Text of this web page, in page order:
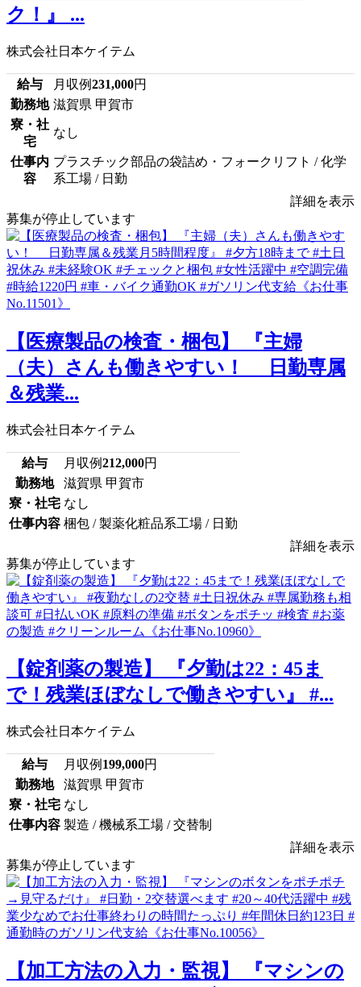
ク！』 ...
株式会社日本ケイテム
給与 月収例231,000円
勤務地 滋賀県 甲賀市
寮・社
宅
なし
仕事内
容
プラスチック部品の袋詰め・フォークリフト / 化学
系工場 / 日勤
詳細を表示
募集が停止しています
【医療製品の検査・梱包】 『主婦
（夫）さんも働きやすい！ 日勤専属
＆残業...
株式会社日本ケイテム
給与 月収例212,000円
勤務地
滋賀県 甲賀市
寮・社宅 なし
仕事内容 梱包 / 製薬化粧品系工場 / 日勤
詳細を表示
募集が停止しています
【錠剤薬の製造】 『夕勤は22：45ま
で！残業ほぼなしで働きやすい』 #...
株式会社日本ケイテム
給与 月収例 199,000円
勤務地
滋賀県 甲賀市
寮・社宅 なし
仕事内容 製造 / 機械系工場 / 交替制
詳細を表示
募集が停止しています
【加工方法の入力・監視】 『マシンの